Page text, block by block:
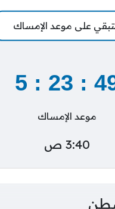
على موعد الإمساك
:
23
:
5
موعد الإمساك
3:40 ص